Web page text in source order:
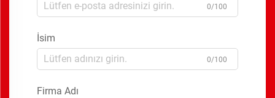
0/100
İsim
0/100
Firma Adı